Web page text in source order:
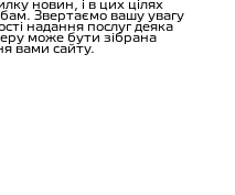
новин, і в цих цілях
Звертаємо вашу увагу
надання послуг деяка
може бути зібрана
вами сайту.